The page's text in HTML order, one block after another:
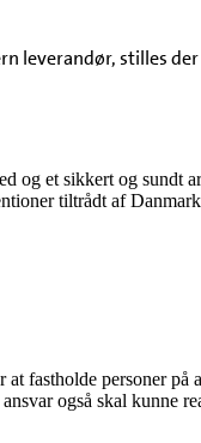
leverandør, stilles
og et sikkert og sundt
tiltrådt af
fastholde personer
også skal kunne